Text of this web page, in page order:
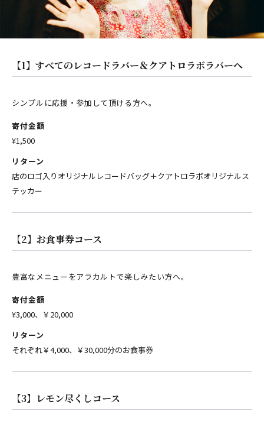
【1】すべてのレコードラバー＆クアトロラボラバーへ
シンプルに応援・参加して頂ける方へ。
寄付金額
¥1,500
リターン
店のロゴ入りオリジナルレコードバッグ＋クアトロラボオリジナルス
テッカー
【2】お食事券コース
豊富なメニューをアラカルトで楽しみたい方へ。
寄付金額
¥3,000、￥20,000
リターン
それぞれ￥4,000、￥30,000分のお食事券
【3】レモン尽くしコース